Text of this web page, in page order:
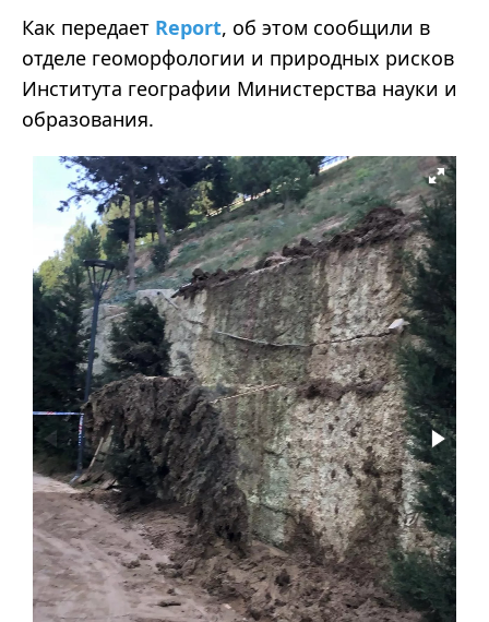
Как передает Report, об этом сообщили в
отделе геоморфологии и природных рисков
Института географии Министерства науки и
образования.